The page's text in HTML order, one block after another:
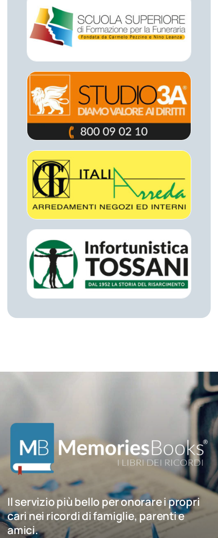
Il servizio più bello per onorare i propri
cari nei ricordi di famiglie, parenti e
amici.